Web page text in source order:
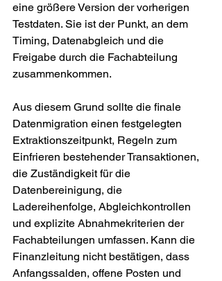
eine größere Version der vorherigen
Testdaten. Sie ist der Punkt, an dem
Timing, Datenabgleich und die
Freigabe durch die Fachabteilung
zusammenkommen.
Aus diesem Grund sollte die finale
Datenmigration einen festgelegten
Extraktionszeitpunkt, Regeln zum
Einfrieren bestehender Transaktionen,
die Zuständigkeit für die
Datenbereinigung, die
Ladereihenfolge, Abgleichkontrollen
und explizite Abnahmekriterien der
Fachabteilungen umfassen. Kann die
Finanzleitung nicht bestätigen, dass
Anfangssalden, offene Posten und